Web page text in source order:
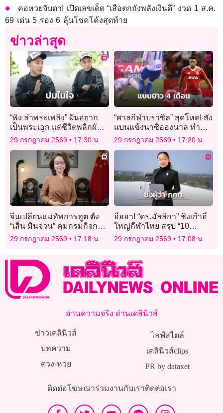
คอหวยจับตา! เปิดเลขเด็ด “เสือตกถังพลังเงินดี” งวด 1 ส.ค.
69 เด่น 5 รอง 6 ลุ้นโชคโค้งสุดท้าย
ข่าวล่าสุด
“พิง ลำพระเพลิง” ฝันอยาก
เป็นพระเอก แต่ชีวิตพลิกผัน
ต้องติดหนี้-เช็คเด้งเพราะ
ความเนรคุณ!
29 กรกฎาคม 2569 17:30 น.
“ศาลกีฬาบราซิล” สุดโหด! สั่ง
แบนแข้งนาซิอองนาล ทำ
ฟาวล์ใส่คู่แข่งนาน 4 เดือน
เท่าเวลาที่คนเจ็บกลับมาเล่น
29 กรกฎาคม 2569 17:20 น.
จีนเปลี่ยนแม่ทัพการทูต ตั้ง
“เสิ่น มินจวน” คุมกรมกิจการ
เอเชีย แทน “หลิว จินซง”
29 กรกฎาคม 2569 17:18 น.
ฮือฮา! “ดร.มัลลิกา” ชิงเก้าอี้
ใหญ่กีฬาไทย สรุป “10
อรหันต์” ลุ้นตำแหน่งผู้ว่าการ
กกท. คนใหม่
29 กรกฎาคม 2569 17:08 น.
อ่านความจริง อ่านเดลินิวส์
ข่าวเดลินิวส์
บทความ
ดวง-หวย
ไลฟ์สไตล์
เดลินิวส์clips
PR by dataxet
ติดต่อโฆษณาร่วมงานกับเราติดต่อเรา